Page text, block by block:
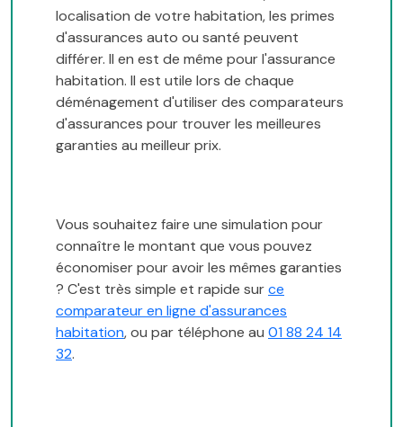
localisation de votre habitation, les primes
d'assurances auto ou santé peuvent
différer. Il en est de même pour l'assurance
habitation. Il est utile lors de chaque
déménagement d'utiliser des comparateurs
d'assurances pour trouver les meilleures
garanties au meilleur prix.
Vous souhaitez faire une simulation pour
connaître le montant que vous pouvez
économiser pour avoir les mêmes garanties
? C'est très simple et rapide surce
comparateur en ligne d'assurances
habitation, ou par téléphone au 01 88 24 14
32.